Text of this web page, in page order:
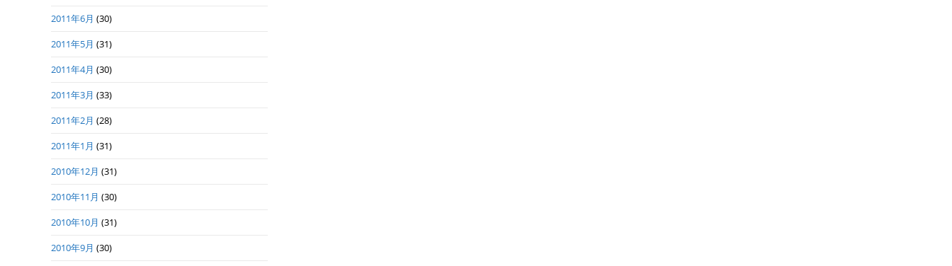
2011年6月 (30)
2011年5月 (31)
2011年4月 (30)
2011年3月 (33)
2011年2月 (28)
2011年1月 (31)
2010年12月 (31)
2010年11月 (30)
2010年10月 (31)
2010年9月 (30)